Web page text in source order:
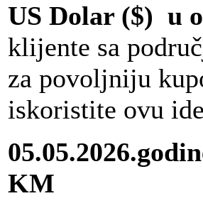
US Dolar ($) u
klijente sa
za povoljniju
iskoristite ovu
KM